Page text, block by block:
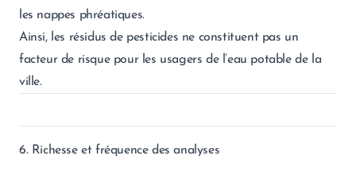
les nappes phréatiques.
Ainsi, les résidus de pesticides ne constituent pas un
facteur de risque pour les usagers de l’eau potable de la
ville.
6. Richesse et fréquence des analyses